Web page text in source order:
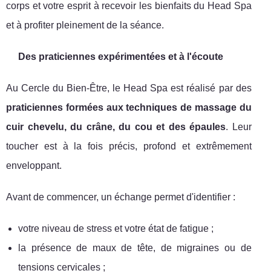
corps et votre esprit à recevoir les bienfaits du Head Spa
et à profiter pleinement de la séance.
Des praticiennes expérimentées et à l'écoute
Au Cercle du Bien-Être, le Head Spa est réalisé par des
praticiennes formées aux techniques de massage du
cuir chevelu, du crâne, du cou et des épaules. Leur
toucher est à la fois précis, profond et extrêmement
enveloppant.
Avant de commencer, un échange permet d'identifier :
votre niveau de stress et votre état de fatigue ;
la présence de maux de tête, de migraines ou de
tensions cervicales ;